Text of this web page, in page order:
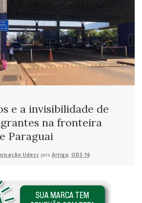
e a invisibilidade de
na fronteira
Paraguai
Udesc para Artigo, ODS 16